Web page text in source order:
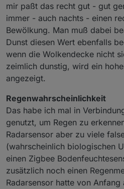
mir paßt das recht gut - gut
immer - auch nachts - einen
Bewölkung. Man muß dabei
Dunst diesen Wert ebenfalls
wenn die Wolkendecke nicht
zeimlich dunstig, wird ein
angezeigt.
Regenwahrscheinlichkeit
Das habe ich mal in
genutzt, um Regen zu
Radarsensor aber zu viele
(wahrscheinlich biologischen
einen Zigbee
zusätzlich noch einen
Radarsensor hatte von